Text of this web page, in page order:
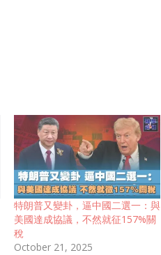
特朗普又變卦，逼中國二選一：與
美國達成協議，不然就征157%關
稅
October 21, 2025